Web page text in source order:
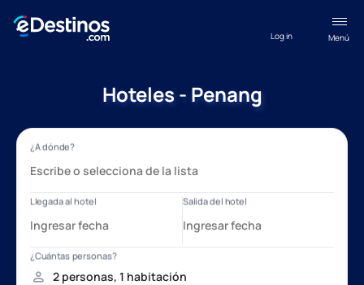
Menú
Log in
Hoteles - Penang